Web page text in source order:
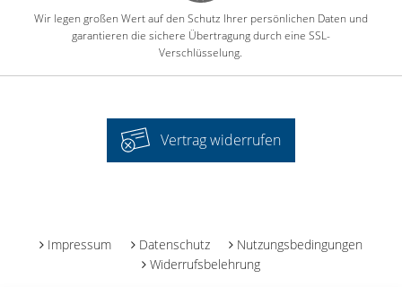
Wir legen großen Wert auf den Schutz Ihrer persönlichen Daten und
garantieren die sichere Übertragung durch eine SSL-
Verschlüsselung.
Vertrag widerrufen
Impressum Datenschutz
Nutzungsbedingungen
Widerrufsbelehrung